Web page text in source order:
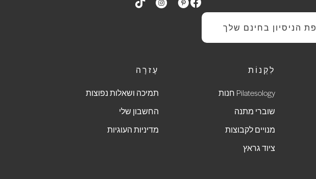
הניסיון בחינם שלך
לִקְנוֹת
Pilatesology חנות
שוברי מתנה
מנויים לקבוצות
ציוד גראץ
עֶזרָה
תמיכה ושאלות נפוצות
החשבון שלי
מדיניות העוגיות